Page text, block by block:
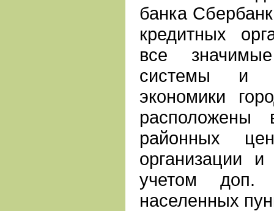
банка
кредитных
все
системы и
экономики
районных
организации
учетом
населенных